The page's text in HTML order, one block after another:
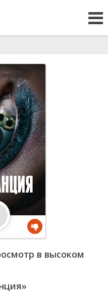
в высоком